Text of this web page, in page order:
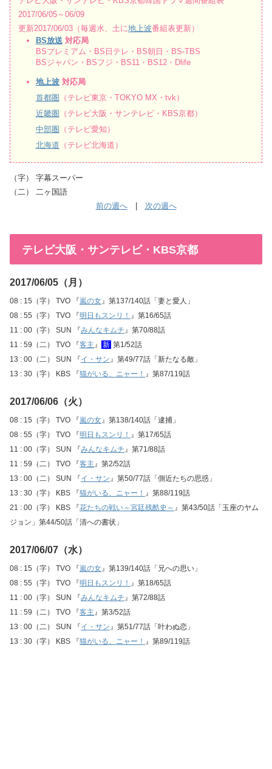
2017/06/05～06/09
更新2017/06/03（毎週水、土に地上波番組表更新）
BS放送 対応局
BSプレミアム・BS日テレ・BS朝日・BS-TBS
BSジャパン・BSフジ・BS11・BS12・Dlife
地上波対応局
首都圏 （テレビ東京・TOKYO MX・tvk）
近畿圏 （テレビ大阪・サンテレビ・KBS京都）
中部圏 （テレビ愛知）
北海道 （テレビ北海道）
（字） 字幕スーパー
（二） 二ヶ国語
前の週へ| 次の週へ
テレビ大阪・サンテレビ・KBS京都
2017/06/05（月）
08 : 15（字） TVO 『嵐の女 』第137/140話「妻と愛人」
08 : 55（字） TVO 『明日もスンリ！ 』第16/65話
11 : 00（字） SUN 『みんなキムチ 』第70/88話
11 : 59（二） TVO 『客主 』 新 第1/52話
13 : 00（二） SUN 『イ・サン 』第49/77話「新たなる敵」
13 : 30（字） KBS 『猫がいる、ニャー！ 』第87/119話
2017/06/06（火）
08 : 15（字） TVO 『嵐の女 』第138/140話「逮捕」
08 : 55（字） TVO 『明日もスンリ！ 』第17/65話
11 : 00（字） SUN 『みんなキムチ 』第71/88話
11 : 59（二） TVO 『客主 』第2/52話
13 : 00（二） SUN 『イ・サン 』第50/77話「側近たちの思惑」
13 : 30（字） KBS 『猫がいる、ニャー！ 』第88/119話
21 : 00（字） KBS 『花たちの戦い～宮廷残酷史～ 』第43/50話「玉座のヤム
ジョン」第44/50話「清への書状」
2017/06/07（水）
08 : 15（字） TVO 『嵐の女 』第139/140話「兄への思い」
08 : 55（字） TVO 『明日もスンリ！ 』第18/65話
11 : 00（字） SUN 『みんなキムチ 』第72/88話
11 : 59（二） TVO 『客主 』第3/52話
13 : 00（二） SUN 『イ・サン 』第51/77話「叶わぬ恋」
13 : 30（字） KBS 『猫がいる、ニャー！ 』第89/119話